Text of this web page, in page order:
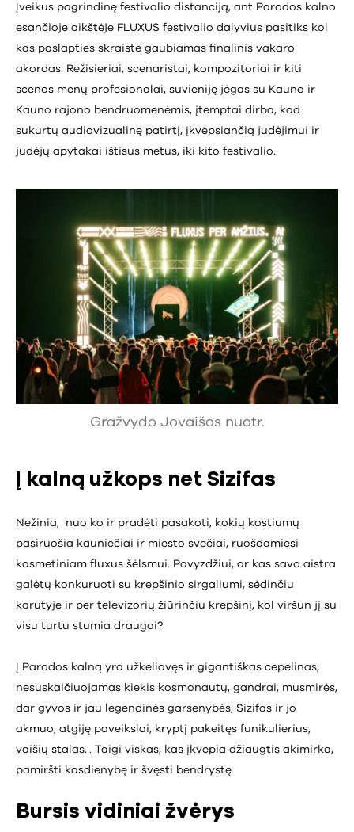
Įveikus pagrindinę festivalio distanciją, ant Parodos kalno
esančioje aikštėje FLUXUS festivalio dalyvius pasitiks kol
kas paslapties skraiste gaubiamas finalinis vakaro
akordas. Režisieriai, scenaristai, kompozitoriai ir kiti
scenos menų profesionalai, suvieniję jėgas su Kauno ir
Kauno rajono bendruomenėmis, įtemptai dirba, kad
sukurtų audiovizualinę patirtį, įkvėpsiančią judėjimui ir
judėjų apytakai ištisus metus, iki kito festivalio.
Gražvydo Jovaišos nuotr.
Į kalną užkops net Sizifas
Nežinia, nuo ko ir pradėti pasakoti, kokių kostiumų
pasiruošia kauniečiai ir miesto svečiai, ruošdamiesi
kasmetiniam fluxus šėlsmui. Pavyzdžiui, ar kas savo aistra
galėtų konkuruoti su krepšinio sirgaliumi, sėdinčiu
karutyje ir per televizorių žiūrinčiu krepšinį, kol viršun jį su
visu turtu stumia draugai?
Į Parodos kalną yra užkeliavęs ir gigantiškas cepelinas,
nesuskaičiuojamas kiekis kosmonautų, gandrai, musmirės,
dar gyvos ir jau legendinės garsenybės, Sizifas ir jo
akmuo, atgiję paveikslai, kryptį pakeitęs funikulierius,
vaišių stalas… Taigi viskas, kas įkvepia džiaugtis akimirka,
pamiršti kasdienybę ir švęsti bendrystę.
Bursis vidiniai žvėrys